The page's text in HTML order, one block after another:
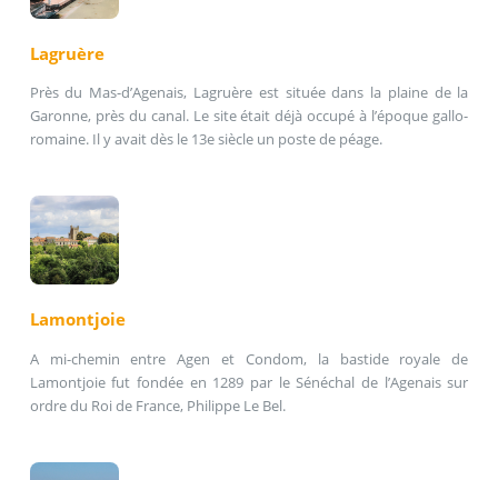
Lagruère
Près du Mas-d’Agenais, Lagruère est située dans la plaine de la
Garonne, près du canal. Le site était déjà occupé à l’époque gallo-
romaine. Il y avait dès le 13e siècle un poste de péage.
Lamontjoie
A mi-chemin entre Agen et Condom, la bastide royale de
Lamontjoie fut fondée en 1289 par le Sénéchal de l’Agenais sur
ordre du Roi de France, Philippe Le Bel.